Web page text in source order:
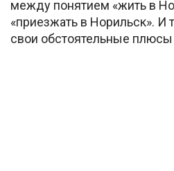
между понятием «жить в
«приезжать в Норильск». И
свои обстоятельные